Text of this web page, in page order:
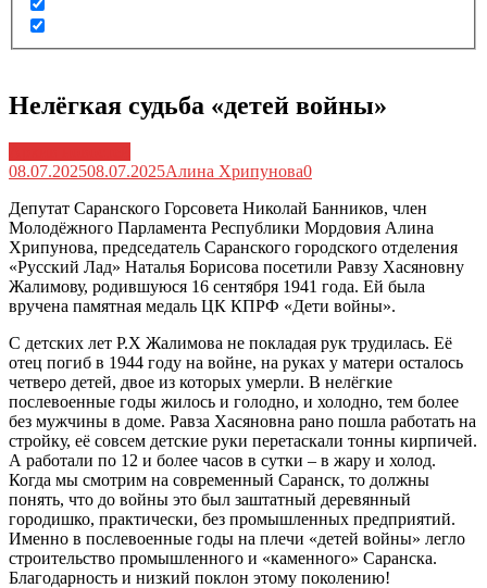
Нелёгкая судьба «детей войны»
08.07.202508.07.2025Алина Хрипунова0
Депутат Саранского Горсовета Николай Банников, член
Молодёжного Парламента Республики Мордовия Алина
Хрипунова, председатель Саранского городского отделения
«Русский Лад» Наталья Борисова посетили Равзу Хасяновну
Жалимову, родившуюся 16 сентября 1941 года. Ей была
вручена памятная медаль ЦК КПРФ «Дети войны».
С детских лет Р.Х Жалимова не покладая рук трудилась. Её
отец погиб в 1944 году на войне, на руках у матери осталось
четверо детей, двое из которых умерли. В нелёгкие
послевоенные годы жилось и голодно, и холодно, тем более
без мужчины в доме. Равза Хасяновна рано пошла работать на
стройку, её совсем детские руки перетаскали тонны кирпичей.
А работали по 12 и более часов в сутки – в жару и холод.
Когда мы смотрим на современный Саранск, то должны
понять, что до войны это был заштатный деревянный
городишко, практически, без промышленных предприятий.
Именно в послевоенные годы на плечи «детей войны» легло
строительство промышленного и «каменного» Саранска.
Благодарность и низкий поклон этому поколению!